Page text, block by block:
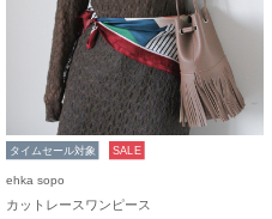
タイムセール対象 SALE
ehka sopo
カットレースワンピース